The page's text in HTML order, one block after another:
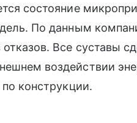
состояние
По данным
Все суставы
воздействии
конструкции.